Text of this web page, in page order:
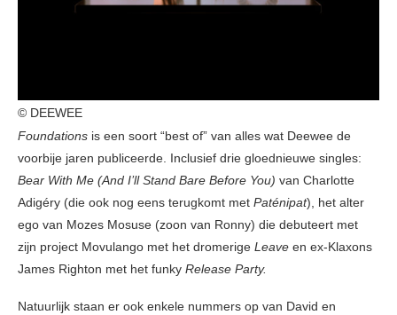
© DEEWEE
Foundations is een soort “best of” van alles wat Deewee de
voorbije jaren publiceerde. Inclusief drie gloednieuwe singles:
Bear With Me (And I’ll Stand Bare Before You) van Charlotte
Adigéry (die ook nog eens terugkomt met Paténipat), het alter
ego van Mozes Mosuse (zoon van Ronny) die debuteert met
zijn project Movulango met het dromerige Leave en ex-Klaxons
James Righton met het funky Release Party.
Natuurlijk staan er ook enkele nummers op van David en